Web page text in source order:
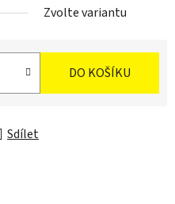
Zvolte variantu
DO KOŠÍKU
Sdílet